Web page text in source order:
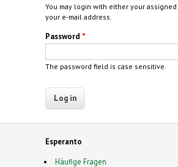
You may login with either your
your e-mail address.
Password *
The password field is case sensitive.
Esperanto
Häufige Fragen